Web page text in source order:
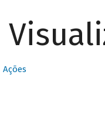
Ações